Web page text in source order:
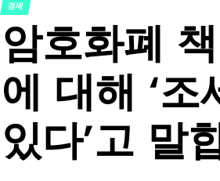
POSTED
IN
경제
암호화폐
에 대해 ‘
있다’고 말